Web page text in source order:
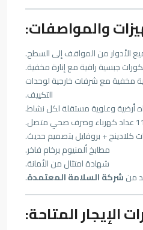
والمواصفات:
جبسية راقية مع إنارة مخفية.
مخفية مع شرفات خارجية لوحدات
التكييف.
أرضية وعلوية مستقلة لكل نشاط.
11 عداد كهرباء وصرف صحي متصل.
كلادينج + بروفايل بتصميم حديث.
مطابخ ألمنيوم برخام فاخر.
شهادة امتثال من الأمانة.
منشركة السلامة المعتمدة.
الإيجار المتاحة: